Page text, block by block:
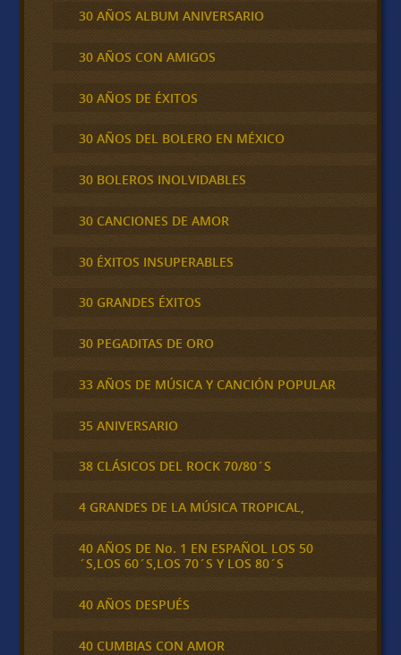
30 AÑOS ALBUM ANIVERSARIO
30 AÑOS CON AMIGOS
30 AÑOS DE ÉXITOS
30 AÑOS DEL BOLERO EN MÉXICO
30 BOLEROS INOLVIDABLES
30 CANCIONES DE AMOR
30 ÉXITOS INSUPERABLES
30 GRANDES ÉXITOS
30 PEGADITAS DE ORO
33 AÑOS DE MÚSICA Y CANCIÓN POPULAR
35 ANIVERSARIO
38 CLÁSICOS DEL ROCK 70/80´S
4 GRANDES DE LA MÚSICA TROPICAL,
40 AÑOS DE No. 1 EN ESPAÑOL LOS 50
´S,LOS 60´S,LOS 70´S Y LOS 80´S
40 AÑOS DESPUÉS
40 CUMBIAS CON AMOR